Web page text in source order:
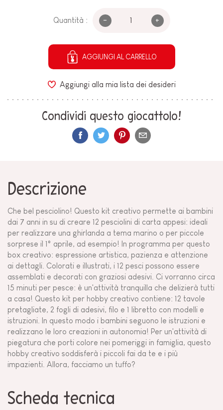
Quantità : - +
AGGIUNGI AL CARRELLO
Aggiungi alla mia lista dei desideri
Condividi questo giocattolo!
Descrizione
Che bel pesciolino! Questo kit creativo permette ai bambini
dai 7 anni in su di creare 12 pesciolini di carta appesi: ideali
per realizzare una ghirlanda a tema marino o per piccole
sorprese il 1° aprile, ad esempio! In programma per questo
box creativo: espressione artistica, pazienza e attenzione
ai dettagli. Colorati e illustrati, i 12 pesci possono essere
assemblati e decorati con graziosi adesivi. Ci vorranno circa
15 minuti per pesce: è un'attività tranquilla che delizierà tutti
a casa! Questo kit per hobby creativo contiene: 12 tavole
pretagliate, 2 fogli di adesivi, filo e 1 libretto con modelli e
istruzioni. In questo modo i bambini seguono le istruzioni e
realizzano le loro creazioni in autonomia! Per un'attività di
piegatura che porti colore nei pomeriggi in famiglia, questo
hobby creativo soddisferà i piccoli fai da te e i più
impazienti. Allora, facciamo un tuffo?
Scheda tecnica